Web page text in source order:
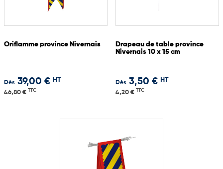
Oriflamme province Nivernais
Dès 39,00 € HT
46,80 € TTC
Drapeau de table province
Nivernais 10 x 15 cm
Dès 3,50 € HT
4,20 € TTC